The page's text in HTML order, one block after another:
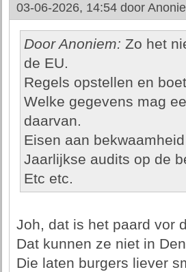
03-06-2026, 14:54 door
Door Anoniem: Zo het
de EU.
Regels opstellen en
Welke gegevens mag
daarvan.
Eisen aan
Jaarlijkse audits op de
Etc etc.
Joh, dat is het paard vor
Dat kunnen ze niet in
Die laten burgers liever